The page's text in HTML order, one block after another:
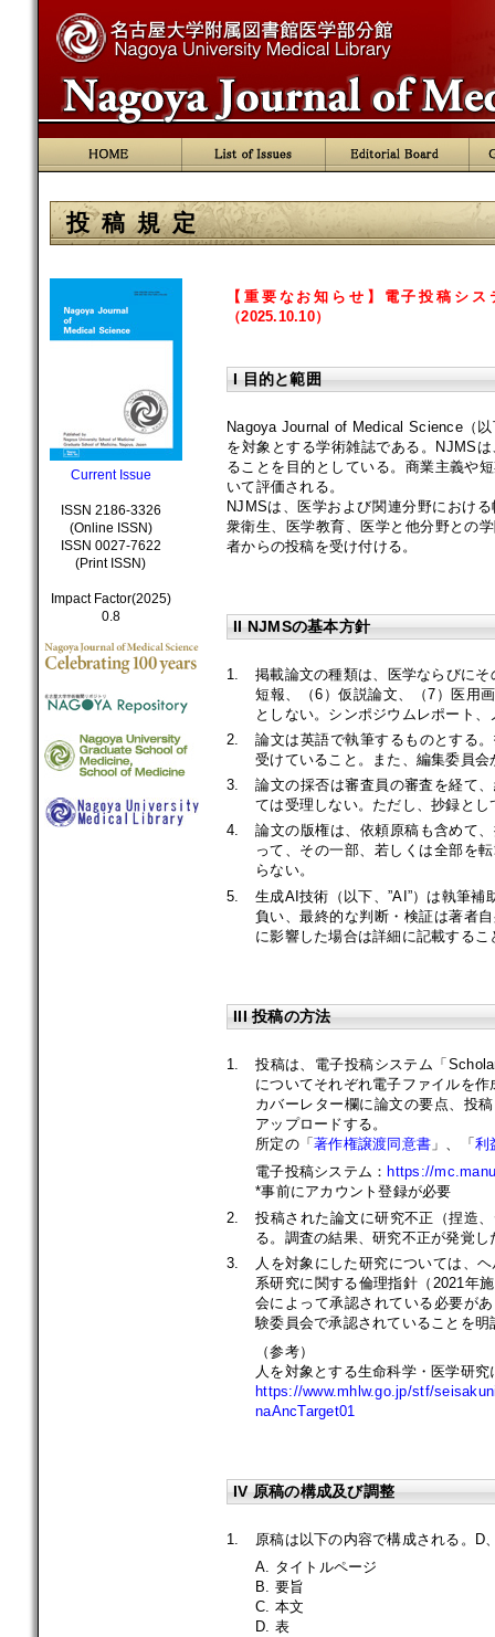
投 稿 規 定
Current Issue
ISSN 2186-3326
(Online ISSN)
ISSN 0027-7622
(Print ISSN)
Impact Factor(2025)
0.8
【重要なお知らせ】 電子投稿シス
（2025.10.10）
I 目的と範囲
Nagoya Journal of Medical Science（
を対象とする学術雑誌である。NJMS
ることを目的としている。商業主義や
いて評価される。
NJMSは、医学および関連分野におけ
衆衛生、医学教育、医学と他分野との
者からの投稿を受け付ける。
II NJMSの基本方針
1.
掲載論文の種類は、医学ならびに
短報、（6）仮説論文、（7）医用
としない。シンポジウムレポート
2.
論文は英語で執筆するものとする
受けていること。また、編集委員
3.
論文の採否は審査員の審査を経て
ては受理しない。ただし、抄録と
4.
論文の版権は、依頼原稿も含めて
って、その一部、若しくは全部を
らない。
5.
生成AI技術（以下、”AI”）は執筆
負い、最終的な判断・検証は著者
に影響した場合は詳細に記載する
III 投稿の方法
1.
投稿は、電子投稿システム「
についてそれぞれ電子ファイルを
カバーレター欄に論文の要点、投
アップロードする。
所定の「著作権譲渡同意書 」、「利
電子投稿システム： https://
*事前にアカウント登録が必要
2.
投稿された論文に研究不正（捏造
る。調査の結果、研究不正が発覚
3.
人を対象にした研究については、
系研究に関する倫理指針（2021年
会によって承認されている必要が
験委員会で承認されていることを
（参考）
人を対象とする生命科学・医学研
https://www.mhlw.go.jp/stf/
naAncTarget01
IV 原稿の構成及び調整
1.
原稿は以下の内容で構成される。D
A. タイトルページ
B. 要旨
C. 本文
D. 表